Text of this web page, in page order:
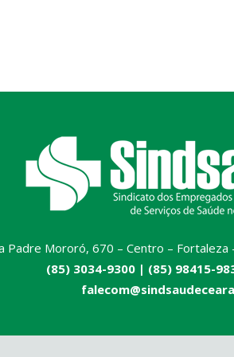
Padre Mororó, 670 – Centro – Fortaleza
(85) 3034-9300 | (85) 98415-